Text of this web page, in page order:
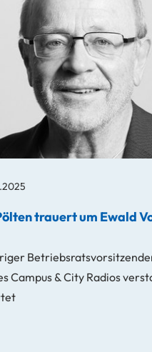
trauert um Ewald
Campus & City Radios